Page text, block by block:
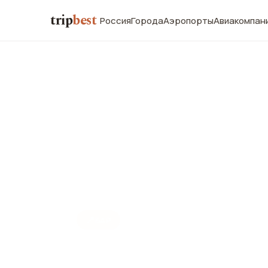
tripbest РоссияГородаАэропорты